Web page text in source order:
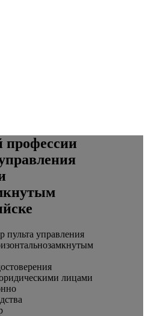
профессии
управления
лицами